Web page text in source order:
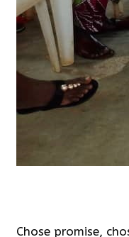
Chose promise,